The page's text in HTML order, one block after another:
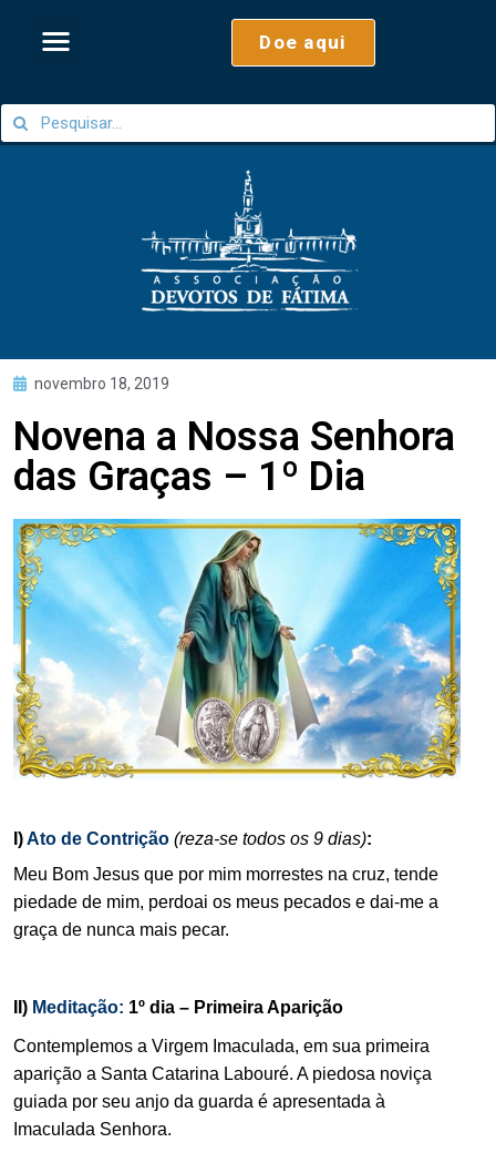
Doe aqui
novembro 18, 2019
Novena a Nossa Senhora
das Graças – 1º Dia
I)Ato de Contrição (reza-se todos os 9 dias):
Meu Bom Jesus que por mim morrestes na cruz, tende
piedade de mim, perdoai os meus pecados e dai-me a
graça de nunca mais pecar.
II) Meditação: 1º dia – Primeira Aparição
Contemplemos a Virgem Imaculada, em sua primeira
aparição a Santa Catarina Labouré. A piedosa noviça
guiada por seu anjo da guarda é apresentada à
Imaculada Senhora.